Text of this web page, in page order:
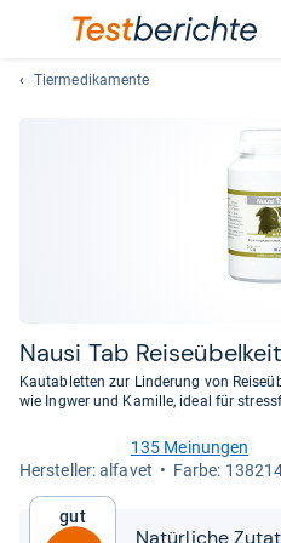
Tiermedikamente
Nausi Tab
Kautabletten zur Linderung von
wie Ingwer und Kamille, ideal für
von
Sternen
135 Meinungen
Her­stel­ler: alfavet
Farbe:
Gut
Natürliche